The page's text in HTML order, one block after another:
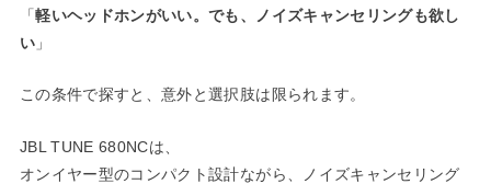
「軽いヘッドホンがいい。でも、ノイズキャンセリングも欲し
い 」
この条件で探すと、意外と選択肢は限られます。
JBL TUNE 680NCは、
オンイヤー型のコンパクト設計ながら、ノイズキャンセリング